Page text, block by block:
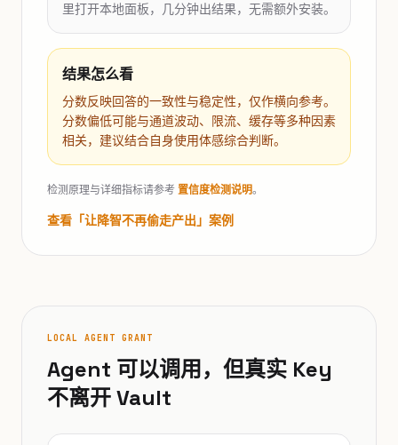
里打开本地面板，几分钟出结果，无需额外安装。
结果怎么看
分数反映回答的一致性与稳定性，仅作横向参考。
分数偏低可能与通道波动、限流、缓存等多种因素
相关，建议结合自身使用体感综合判断。
检测原理与详细指标请参考 置信度检测说明。
查看「让降智不再偷走产出」案例
LOCAL AGENT GRANT
Agent 可以调用，但真实 Key
不离开 Vault